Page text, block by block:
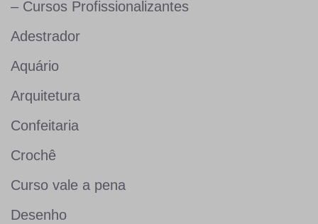
– Cursos Profissionalizantes
Adestrador
Aquário
Arquitetura
Confeitaria
Crochê
Curso vale a pena
Desenho